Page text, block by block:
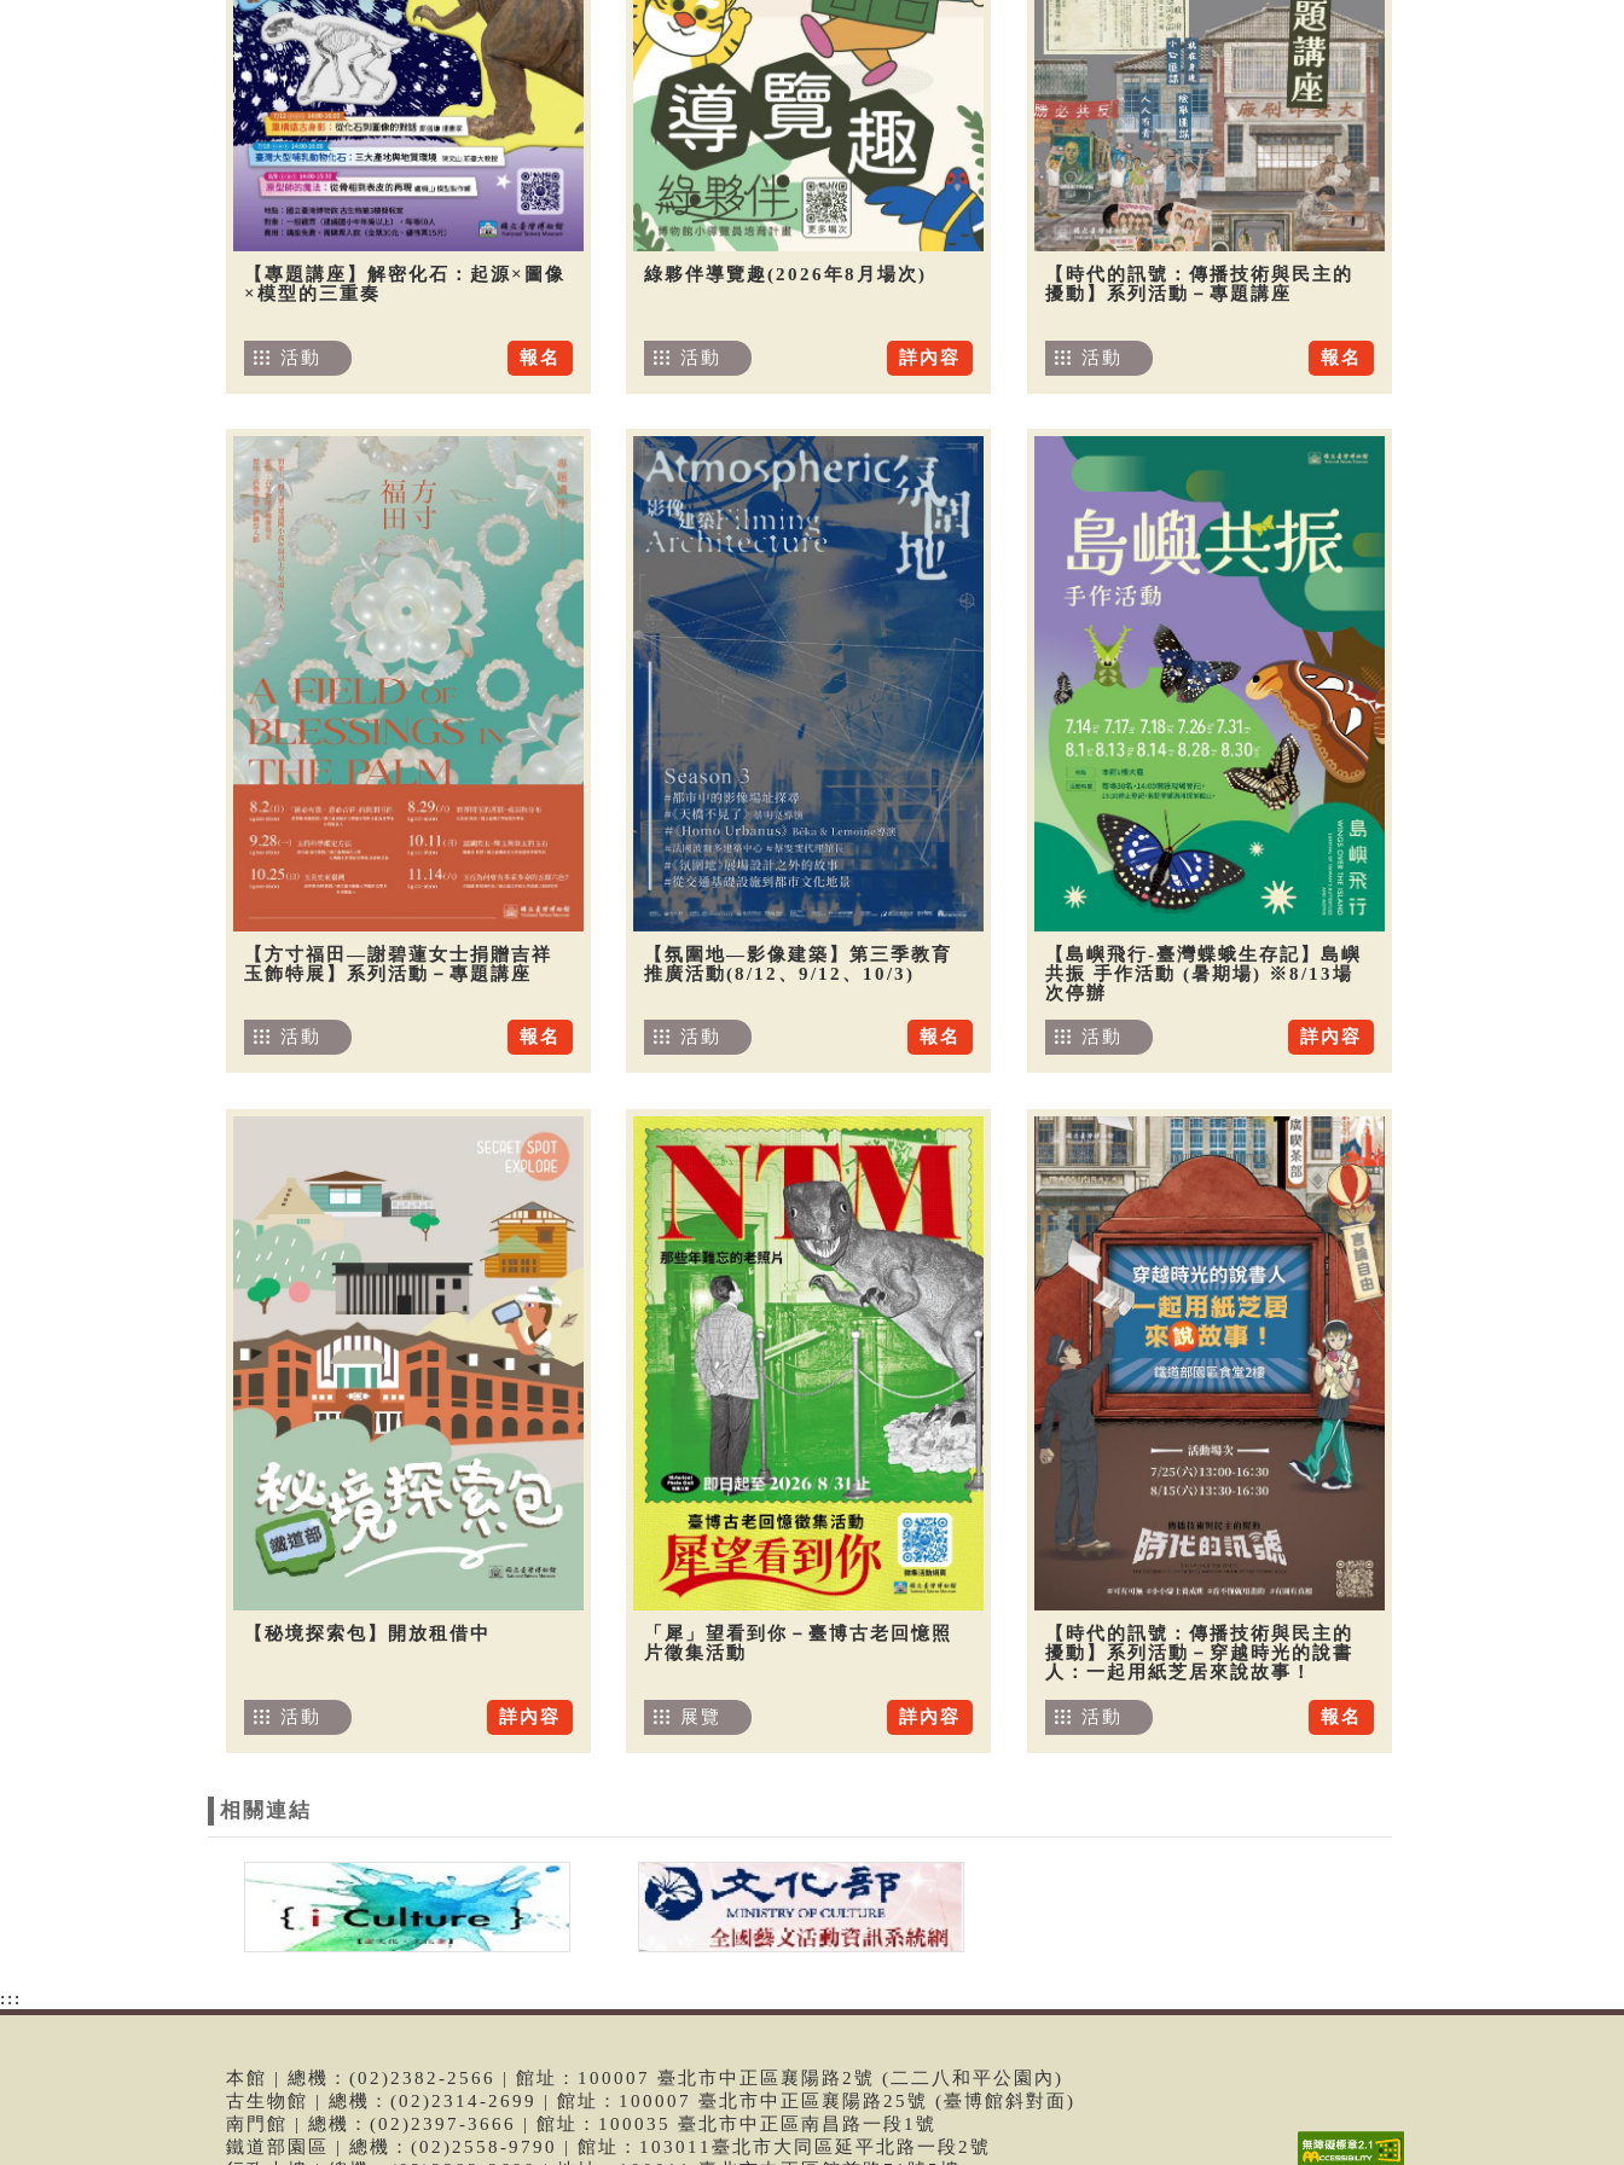
【專題講座】解密化石：起源×圖像
×模型的三重奏
報名
活動
綠夥伴導覽趣(2026年8月場次)
詳內容
活動
【時代的訊號：傳播技術與民主的
擾動】系列活動－專題講座
報名
活動
【方寸福田—謝碧蓮女士捐贈吉祥
玉飾特展】系列活動－專題講座
報名
活動
【氛圍地—影像建築】第三季教育
推廣活動(8/12、9/12、10/3)
報名
活動
【島嶼飛行-臺灣蝶蛾生存記】島嶼
共振 手作活動 (暑期場) ※8/13場
次停辦
詳內容
活動
【秘境探索包】開放租借中
詳內容
活動
「犀」望看到你－臺博古老回憶照
片徵集活動
詳內容
展覽
【時代的訊號：傳播技術與民主的
擾動】系列活動－穿越時光的說書
人：一起用紙芝居來說故事！
報名
活動
相關連結
:::
本館 | 總機：(02)2382-2566 | 館址：100007 臺北市中正區襄陽路2號 (二二八和平公園內)
古生物館 | 總機：(02)2314-2699 | 館址：100007 臺北市中正區襄陽路25號 (臺博館斜對面)
南門館 | 總機：(02)2397-3666 | 館址：100035 臺北市中正區南昌路一段1號
鐵道部園區 | 總機：(02)2558-9790 | 館址：103011臺北市大同區延平北路一段2號